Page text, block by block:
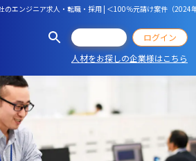
のエンジニア求人・転職・採用 | ＜100％元請け案件（
ログイン
人材をお探しの企業様はこちら